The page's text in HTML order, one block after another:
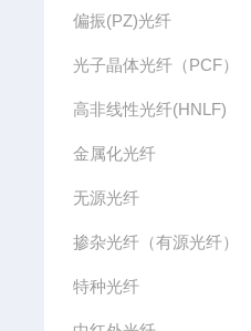
偏振(PZ)光纤
光子晶体光纤（PCF）
高非线性光纤(HNLF)
金属化光纤
无源光纤
掺杂光纤（有源光纤）
特种光纤